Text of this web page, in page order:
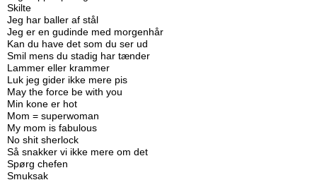
Skilte
Jeg har baller af stål
Jeg er en gudinde med morgenhår
Kan du have det som du ser ud
Smil mens du stadig har tænder
Lammer eller krammer
Luk jeg gider ikke mere pis
May the force be with you
Min kone er hot
Mom = superwoman
My mom is fabulous
No shit sherlock
Så snakker vi ikke mere om det
Spørg chefen
Smuksak